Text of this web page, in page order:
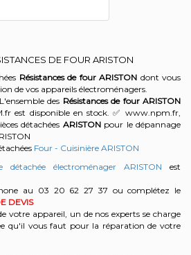
DE FOUR ARISTON
Résistances de four ARISTON dont vous
de vos appareils électroménagers.
des Résistances de four ARISTON
est disponible en stock. ✅ www.npm.fr,
détachées ARISTONpour le dépannage
Four - Cuisinière ARISTON
détachée électroménager ARISTON est
au 03 20 62 27 37 ou complétez le
DEVIS
votre appareil, un de nos experts se charge
qu'il vous faut pour la réparation de votre